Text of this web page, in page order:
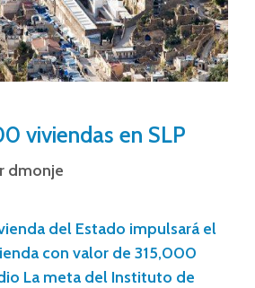
viviendas en SLP
dmonje
del Estado impulsará el
con valor de 315,000
La meta del Instituto de